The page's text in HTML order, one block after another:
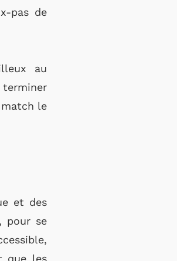
pas de
au
terminer
le
et des
pour se
que les